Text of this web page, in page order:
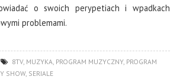
o swoich perypetiach i wpadkach
problemami.
8TV, MUZYKA, PROGRAM MUZYCZNY, PROGRAM
SHOW, SERIALE